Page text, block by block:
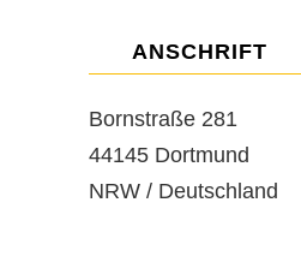
ANSCHRIFT
Bornstraße 281
44145 Dortmund
NRW / Deutschland